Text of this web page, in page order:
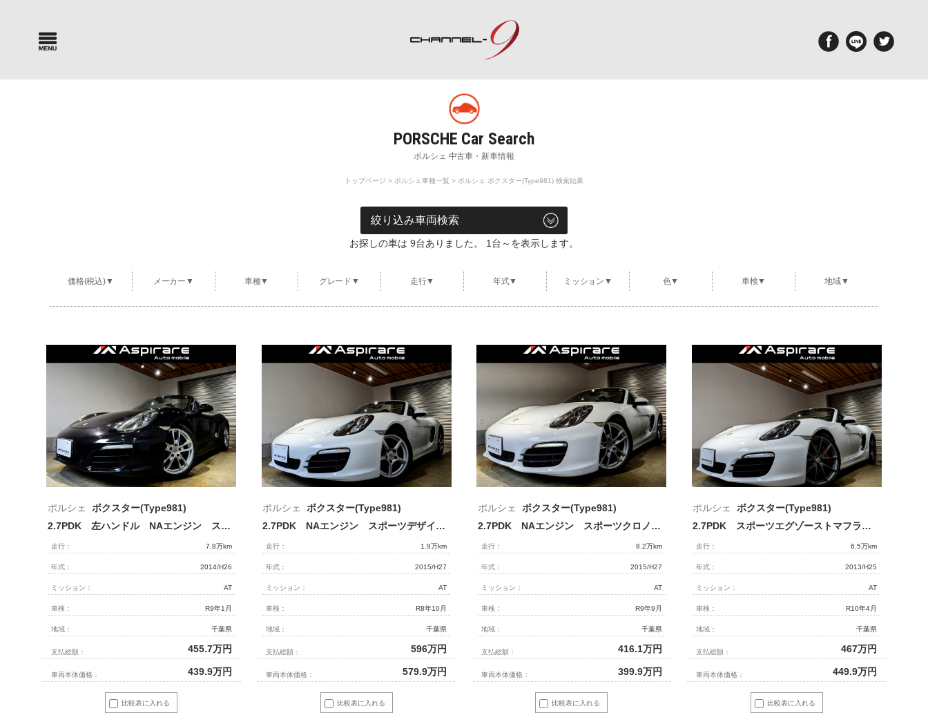
Special Shops
販売店・専門店情報
トップページ > ポルシェ車種一覧 > ポルシェ ボクスター(Type981) 検索結果
車両検索
お探しの車は 9台ありました。 1台～を表示します。
価格(税込)▼ メーカー▼ 車種▼ グレード▼ 走行▼ 年式▼ ミッション▼ 色▼ 車検▼ 地域▼
比較表に入れる
ポルシェ
ボクスター(Type981)
2.7PDK 左ハンドル NAエンジン スポーツクロノパッケージ スポーツデザインステアリング ボクスターS19インチアルミホイール シートヒーター PDLSキセノン 電動格納ミラー スモーカーPKG
走行： 7.8万km
年式： 2014/H26
ミッション： AT
車検： R9年1月
地域： 千葉県
支払総額： 455.7万円
車両本体価格： 439.9万円
比較表に入れる
ポルシェ
ボクスター(Type981)
2.7PDK NAエンジン スポーツデザインステアリング ブラックハーフレザーシート シートヒーター レッドソフトトップ ナビTV リアカメラ キセノンヘッドライト
走行： 1.9万km
年式： 2015/H27
ミッション： AT
車検： R8年10月
地域： 千葉県
支払総額： 596万円
車両本体価格： 579.9万円
比較表に入れる
ポルシェ
ボクスター(Type981)
2.7PDK NAエンジン スポーツクロノPKG PDLSヘッドライトシステム シートヒーター 電動格納ミラー ボクスター19インチアルミホイール
走行： 8.2万km
年式： 2015/H27
ミッション： AT
車検： R9年9月
地域： 千葉県
支払総額： 416.1万円
車両本体価格： 399.9万円
比較表に入れる
ポルシェ
ボクスター(Type981)
2.7PDK スポーツエグゾーストマフラー スポーツデザインステアリング TWS20インチアルミホイール レッドキャリパー レッドトップ PDLSキセノン ボディ同色ロールバー
走行： 6.5万km
年式： 2013/H25
ミッション： AT
車検： R10年4月
地域： 千葉県
支払総額： 467万円
車両本体価格： 449.9万円